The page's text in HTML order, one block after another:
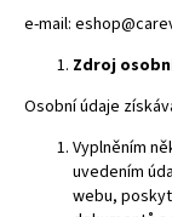
e-mail:
Zdroj
Osobní údaje
Vyplněním
uvedením
webu,